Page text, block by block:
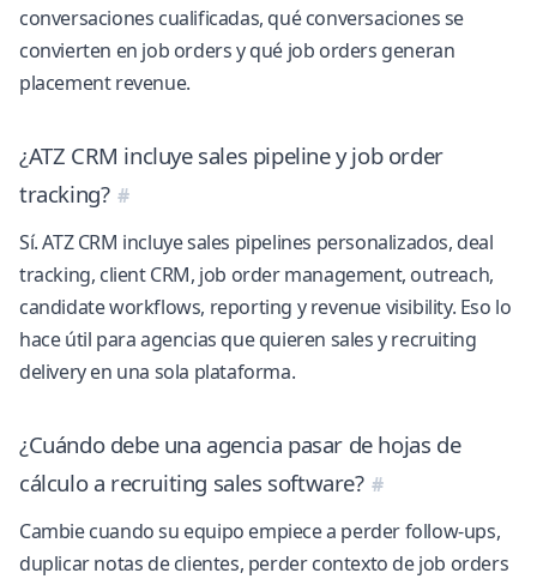
conversaciones cualificadas, qué conversaciones se
convierten en job orders y qué job orders generan
placement revenue.
¿ATZ CRM incluye sales pipeline y job order
tracking?
Sí. ATZ CRM incluye sales pipelines personalizados, deal
tracking, client CRM, job order management, outreach,
candidate workflows, reporting y revenue visibility. Eso lo
hace útil para agencias que quieren sales y recruiting
delivery en una sola plataforma.
¿Cuándo debe una agencia pasar de hojas de
cálculo a recruiting sales software?
Cambie cuando su equipo empiece a perder follow-ups,
duplicar notas de clientes, perder contexto de job orders